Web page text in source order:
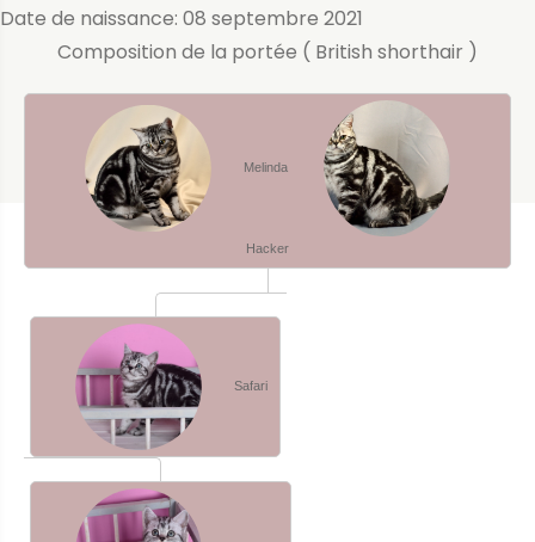
Date de naissance: 08 septembre 2021
Composition de la portée ( British shorthair )
Melinda
Hacker
Safari